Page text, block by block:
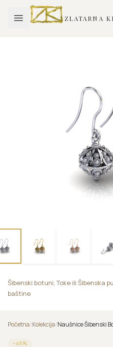
ZLATARNA
Šibenski botuni, Toke ili Šibenska
baštine
Početna/Kolekcija/
−45%